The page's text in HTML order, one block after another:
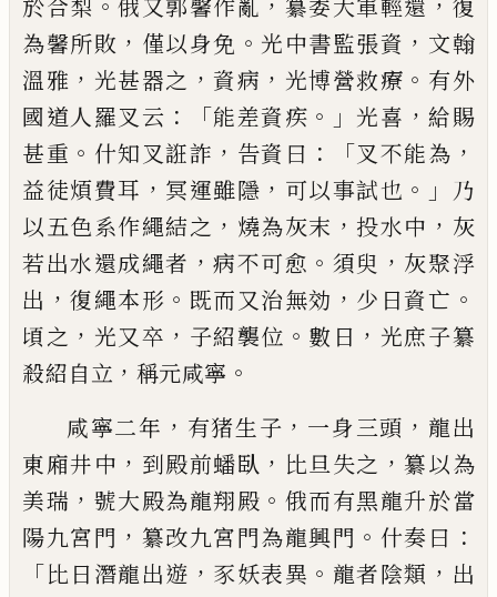
於合梨 俄又郭馨作亂 纂委大軍輕還
復
為馨所敗 ， 僅以身免 。 光中書監張資 ， 文翰
溫雅 ， 光甚器之 ，資病 ， 光博營救療 。 有外
國道人羅叉云 ：「能差資疾 。」 光喜 ，給賜
甚重 。 什知叉誑詐 ， 告資曰 ：「叉不能為 ，
益徒煩費耳 ， 冥運雖隱 ， 可以事試也 。」
乃
以五色系作繩結之 ， 燒為灰末 ， 投水中 ， 灰
若出水還成繩者 ，病不可愈 。 須臾 ， 灰聚浮
出 ，復繩本形 。 既而又治無効 ， 少日資亡 。
頃之 ， 光又卒 ， 子紹襲位 。 數日 ， 光庶子纂
殺紹自立 ， 稱元咸寧 。
咸寧二年 ， 有猪生子 ， 一身三頭 ， 龍出
東廂井中 ， 到殿前蟠臥 ， 比旦失之 ，纂以為
美瑞 ， 號大殿為龍翔殿 。 俄而有黑龍升於當
陽九宮門 ， 纂改九宮門為龍興門 。 什奏曰 ：
「比日 潛龍出遊 ， 豕妖表異 。 龍者陰類 ， 出